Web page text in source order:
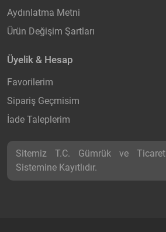
Aydınlatma Metni
Ürün Değişim Şartları
Üyelik & Hesap
Favorilerim
Sipariş Geçmisim
İade Taleplerim
Sitemiz T.C. Gümrük ve Ticaret
Sistemine Kayıtlıdır.